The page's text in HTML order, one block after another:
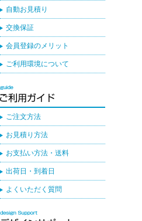
自動お見積り
交換保証
会員登録のメリット
ご利用環境について
ご注文方法
お見積り方法
お支払い方法・送料
出荷日・到着日
よくいただく質問